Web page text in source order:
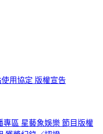
用協定 版權宣告
專區 星藝象娛樂 節目版權